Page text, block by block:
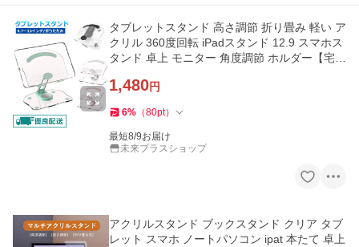
タブレットスタンド 高さ調節 折り畳み 軽い ア
クリル 360度回転 iPadスタンド 12.9 スマホス
タンド 卓上 モニター 角度調節 ホルダー【宅配
1,480円
6% （80pt）
最短8/9お届け
未来プラスショップ
アクリルスタンド ブックスタンド クリア タブ
レット スマホ ノートパソコン ipat 本たて 卓上